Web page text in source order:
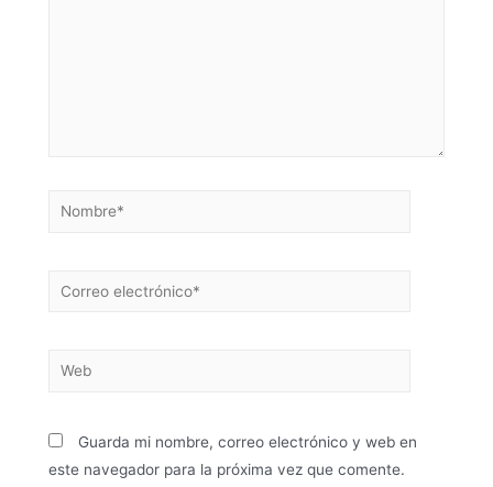
Guarda mi nombre, correo electrónico y web en
este navegador para la próxima vez que comente.